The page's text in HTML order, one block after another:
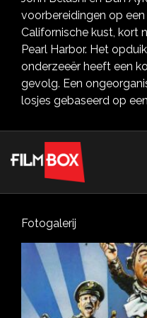
voorbereidingen op
Californische kust, kort
Pearl Harbor. Het
onderzeeër heeft een
gevolg. Een
losjes gebaseerd op
Fotogalerij